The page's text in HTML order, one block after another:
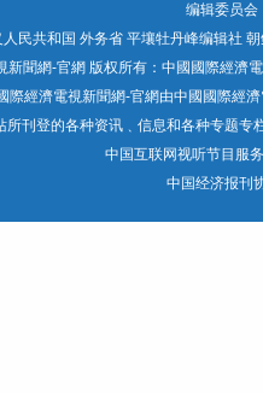
编辑委员会
民共和国 外务省 平壤牡丹峰编辑社
新聞網-官網 版权所有：中國國際經
際經濟電視新聞網-官網由中國國際經
所刊登的各种资讯﹑信息和各种专题专
中国互联网视听节目服
中国经济报刊